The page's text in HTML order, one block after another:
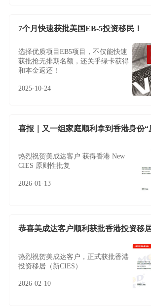
7个月快速获批美国EB-5投资移民！
选择优质项目EB5项目，不仅能快速
获批抢无排期名额，还关乎绿卡获得
和本金返还！
2025-10-24
喜报｜又一组家庭顺利拿到香港身份“
热烈祝贺美成达客户 获得香港 New
CIES 原则性批复
2026-01-13
恭喜美成达客户顺利获批香港投资移
热烈祝贺美成达客户，正式获批香港
投资移居（新CIES）
2026-02-10